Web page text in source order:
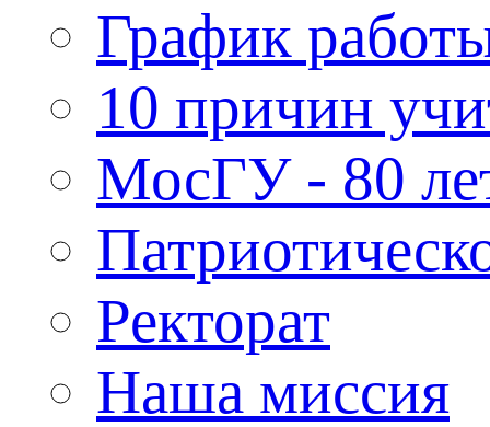
График
10 причин
МосГУ - 80
Ректорат
Наша миссия